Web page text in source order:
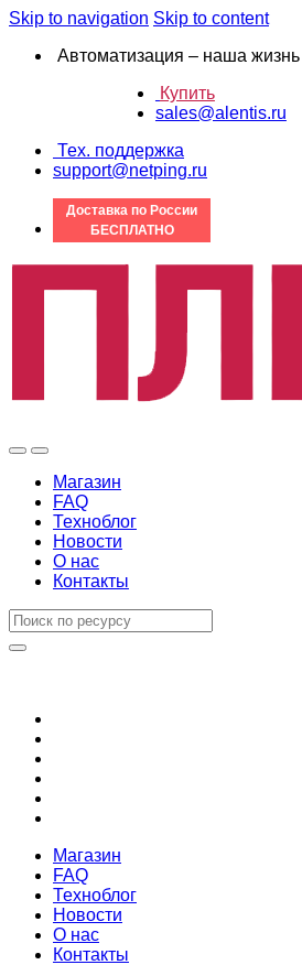
Skip to navigation Skip to content
Автоматизация – наша жизнь
Купить
sales@alentis.ru
Тех. поддержка
support@netping.ru
Доставка по России
БЕСПЛАТНО
Магазин
FAQ
Техноблог
Новости
О нас
Контакты
Магазин
FAQ
Техноблог
Новости
О нас
Контакты